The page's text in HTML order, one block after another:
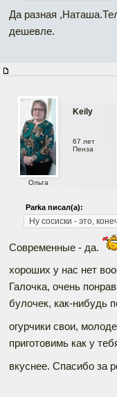
Да разная
дешевле.
Keily
Ольга
67 лет
Пенза
Parka писал(а):
Ну сосиски - это,
Современные - да.
хороших у нас нет
Галочка, очень
булочек, как-нибудь
огурчики свои,
приготовимь как у
вкуснее. Спасибо за